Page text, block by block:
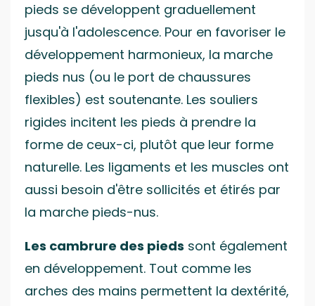
pieds se développent graduellement
jusqu'à l'adolescence. Pour en favoriser le
développement harmonieux, la marche
pieds nus (ou le port de chaussures
flexibles) est soutenante. Les souliers
rigides incitent les pieds à prendre la
forme de ceux-ci, plutôt que leur forme
naturelle. Les ligaments et les muscles ont
aussi besoin d'être sollicités et étirés par
la marche pieds-nus.
Les cambrure des pieds sont également
en développement. Tout comme les
arches des mains permettent la dextérité,